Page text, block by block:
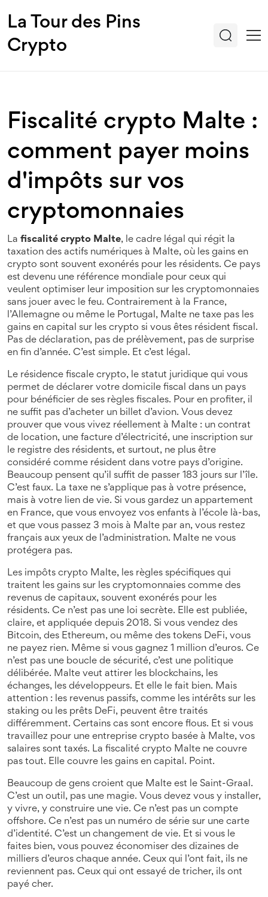
La Tour des Pins
Crypto
Fiscalité crypto Malte :
comment payer moins
d'impôts sur vos
cryptomonnaies
La fiscalité crypto Malte, le cadre légal qui régit la
taxation des actifs numériques à Malte, où les gains en
crypto sont souvent exonérés pour les résidents. Ce pays
est devenu une référence mondiale pour ceux qui
veulent optimiser leur imposition sur les cryptomonnaies
sans jouer avec le feu. Contrairement à la France,
l’Allemagne ou même le Portugal, Malte ne taxe pas les
gains en capital sur les crypto si vous êtes résident fiscal.
Pas de déclaration, pas de prélèvement, pas de surprise
en fin d’année. C’est simple. Et c’est légal.
Le résidence fiscale crypto, le statut juridique qui vous
permet de déclarer votre domicile fiscal dans un pays
pour bénéficier de ses règles fiscales. Pour en profiter, il
ne suffit pas d’acheter un billet d’avion. Vous devez
prouver que vous vivez réellement à Malte : un contrat
de location, une facture d’électricité, une inscription sur
le registre des résidents, et surtout, ne plus être
considéré comme résident dans votre pays d’origine.
Beaucoup pensent qu’il suffit de passer 183 jours sur l’île.
C’est faux. La taxe ne s’applique pas à votre présence,
mais à votre lien de vie. Si vous gardez un appartement
en France, que vous envoyez vos enfants à l’école là-bas,
et que vous passez 3 mois à Malte par an, vous restez
français aux yeux de l’administration. Malte ne vous
protégera pas.
Les impôts crypto Malte, les règles spécifiques qui
traitent les gains sur les cryptomonnaies comme des
revenus de capitaux, souvent exonérés pour les
résidents. Ce n’est pas une loi secrète. Elle est publiée,
claire, et appliquée depuis 2018. Si vous vendez des
Bitcoin, des Ethereum, ou même des tokens DeFi, vous
ne payez rien. Même si vous gagnez 1 million d’euros. Ce
n’est pas une boucle de sécurité, c’est une politique
délibérée. Malte veut attirer les blockchains, les
échanges, les développeurs. Et elle le fait bien. Mais
attention : les revenus passifs, comme les intérêts sur les
staking ou les prêts DeFi, peuvent être traités
différemment. Certains cas sont encore flous. Et si vous
travaillez pour une entreprise crypto basée à Malte, vos
salaires sont taxés. La fiscalité crypto Malte ne couvre
pas tout. Elle couvre les gains en capital. Point.
Beaucoup de gens croient que Malte est le Saint-Graal.
C’est un outil, pas une magie. Vous devez vous y installer,
y vivre, y construire une vie. Ce n’est pas un compte
offshore. Ce n’est pas un numéro de série sur une carte
d’identité. C’est un changement de vie. Et si vous le
faites bien, vous pouvez économiser des dizaines de
milliers d’euros chaque année. Ceux qui l’ont fait, ils ne
reviennent pas. Ceux qui ont essayé de tricher, ils ont
payé cher.